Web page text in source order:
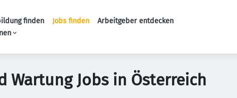
finden Jobs finden
Arbeitgeber entdecken
Wartung Jobs in Österreich